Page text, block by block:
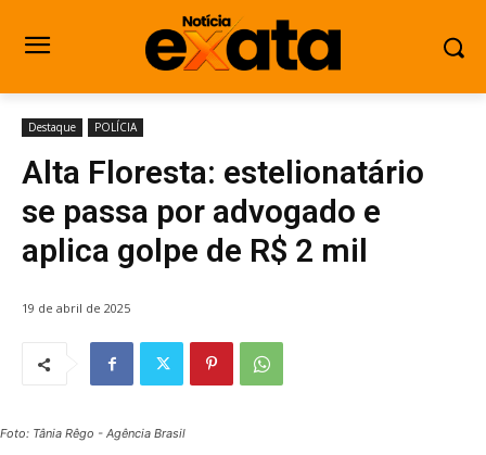
Destaque POLÍCIA
Alta Floresta: estelionatário
se passa por advogado e
aplica golpe de R$ 2 mil
19 de abril de 2025
Foto: Tânia Rêgo - Agência Brasil